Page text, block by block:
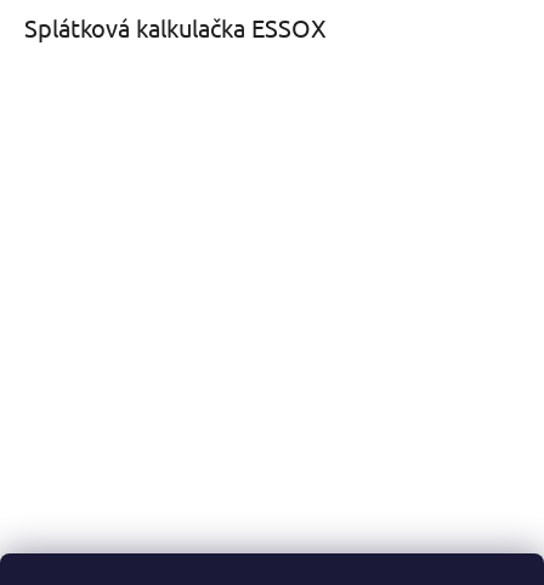
Splátková kalkulačka ESSOX